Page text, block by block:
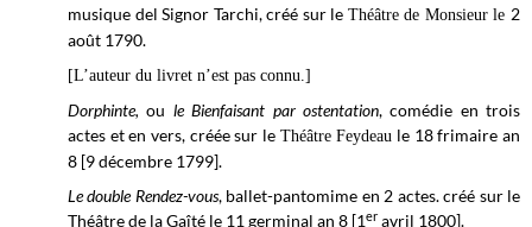
musique del Signor Tarchi, créé sur le Théâtre de Monsieur le2
août 1790.
[L’auteur du livret n’est pas connu.]
Dorphinte,ou le Bienfaisant par ostentation, comédie en trois
actes et en vers, créée sur le Théâtre Feydeau le 18 frimaire an
8 [9 décembre 1799].
Le double Rendez-vous, ballet-pantomime en 2 actes. créé sur le
Théâtre de la Gaîté le 11 germinal an 8 [1er avril 1800].